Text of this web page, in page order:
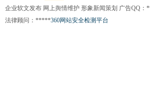
企业软文发布 网上舆情维护 形象新闻策划 广告QQ
法律顾问：*****360网站安全检测平台